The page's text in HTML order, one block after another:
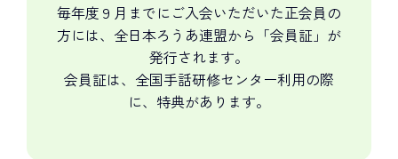
毎年度９月までにご入会いただいた正会員の
方には、全日本ろうあ連盟から「会員証」が
発行されます。
会員証は、全国手話研修センター利用の際
に、特典があります。